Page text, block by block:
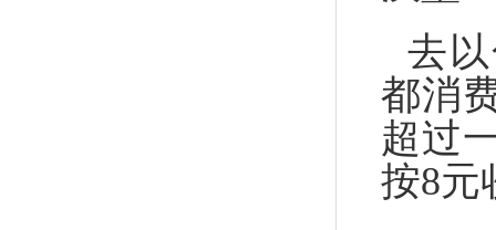
去
都消
超过
按8元